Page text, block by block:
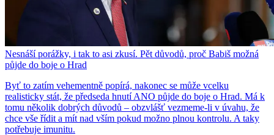
Nesnáší porážky, i tak to asi zkusí. Pět důvodů, proč Babiš možná
půjde do boje o Hrad
Byť to zatím vehementně popírá, nakonec se může vcelku
realisticky stát, že předseda hnutí ANO půjde do boje o Hrad. Má k
tomu několik dobrých důvodů – obzvlášť vezmeme-li v úvahu, že
chce vše řídit a mít nad vším pokud možno plnou kontrolu. A taky
potřebuje imunitu.